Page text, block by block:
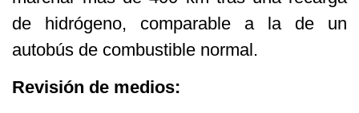
de hidrógeno, comparable a la de un
autobús de combustible normal.
Revisión de medios: